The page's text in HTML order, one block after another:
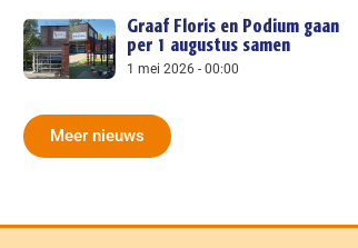
Graaf Floris en Podium gaan
per 1 augustus samen
1 mei 2026 00:00
Meer nieuws